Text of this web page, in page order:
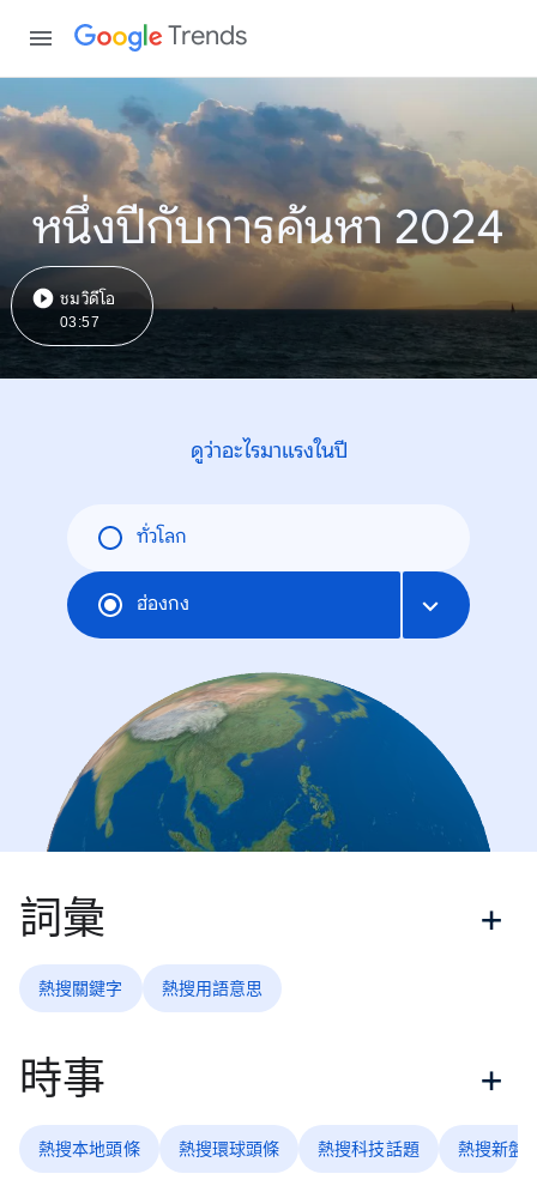
Trends
หนึ่งปีกับการค้นหา 2024
ชมวิดีโอ
03:57
ดูว่าอะไรมาแรงในปี
ทั่วโลก
ฮ่องกง
詞彙
熱搜關鍵字 熱搜用語意思
時事
熱搜本地頭條 熱搜環球頭條 熱搜科技話題 熱搜新盤